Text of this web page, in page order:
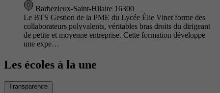
Barbezieux-Saint-Hilaire 16300
Le BTS Gestion de la PME du Lycée Élie Vinet forme des
collaborateurs polyvalents, véritables bras droits du dirigeant
de petite et moyenne entreprise. Cette formation développe
une expe…
Les écoles à la une
Transparence